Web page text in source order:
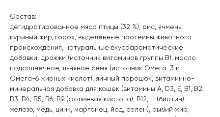
Состав:
дегидратированное мясо птицы (32 %), рис, ячмень,
куриный жир, горох, выделенные протеины животного
происхождения, натуральные вкусоароматические
добавки, дрожжи (источник витаминов группы B), масло
подсолнечное, льняное семя (источник Омега-3 и
Омега-6 жирных кислот), яичный порошок, витаминно-
минеральная добавка для кошек (витамины А, D3, Е, В1, В2,
В3, В4, В5, В6, В9 (фолиевая кислота), В12, Н (биотин),
железо, медь, цинк, марганец, йод, селен), рыбий жир,